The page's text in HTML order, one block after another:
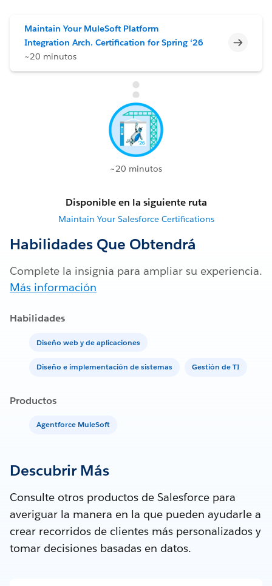
Maintain Your MuleSoft Platform
Integration Arch. Certification for Spring ‘26
~20 minutos
~20 minutos
Disponible en la siguiente ruta
Maintain Your Salesforce Certifications
Habilidades Que Obtendrá
Complete la insignia para ampliar su experiencia.
Más información
Habilidades
Diseño web y de aplicaciones
Diseño e implementación de sistemas Gestión de TI
Productos
Agentforce MuleSoft
Descubrir Más
Consulte otros productos de Salesforce para
averiguar la manera en la que pueden ayudarle a
crear recorridos de clientes más personalizados y
tomar decisiones basadas en datos.